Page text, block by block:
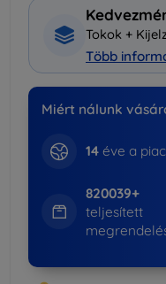
Tokok +
Több
Miért nálunk
14éve a
820039+
teljesített